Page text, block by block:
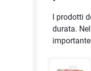
I prodotti
durata.